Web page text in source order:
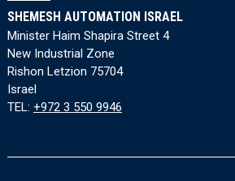
SHEMESH AUTOMATION ISRAEL
Minister Haim Shapira Street 4
New Industrial Zone
Rishon Letzion 75704
Israel
TEL: +972 3 550 9946